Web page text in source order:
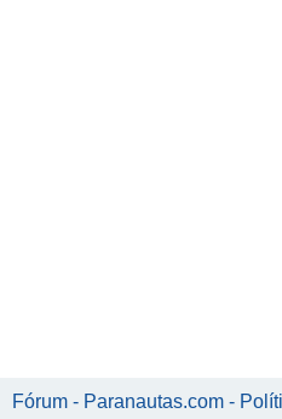
Fórum - Paranautas.com -